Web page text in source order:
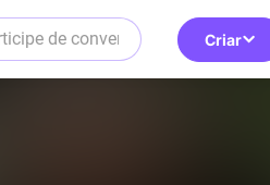
Criar